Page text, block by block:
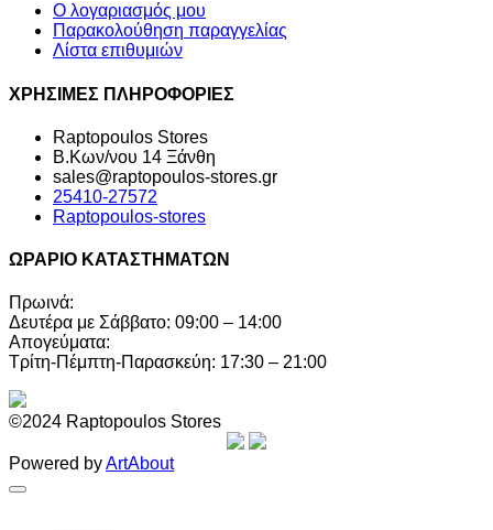
Ο λογαριασμός μου
Παρακολούθηση παραγγελίας
Λίστα επιθυμιών
ΧΡΗΣΙΜΕΣ ΠΛΗΡΟΦΟΡΙΕΣ
Raptopoulos Stores
Β.Κων/νου 14 Ξάνθη
sales@raptopoulos-stores.gr
25410-27572
Raptopoulos-stores
ΩΡΑΡΙΟ ΚΑΤΑΣΤΗΜΑΤΩΝ
Πρωινά:
Δευτέρα με Σάββατο: 09:00 – 14:00
Απογεύματα:
Τρίτη-Πέμπτη-Παρασκεύη: 17:30 – 21:00
©2024 Raptopoulos Stores
Powered byArtAbout